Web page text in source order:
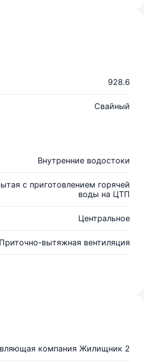
928.6
Свайный
Внутренние водостоки
с приготовлением горячей
воды на ЦТП
Центральное
Приточно-вытяжная вентиляция
компания Жилищник 2